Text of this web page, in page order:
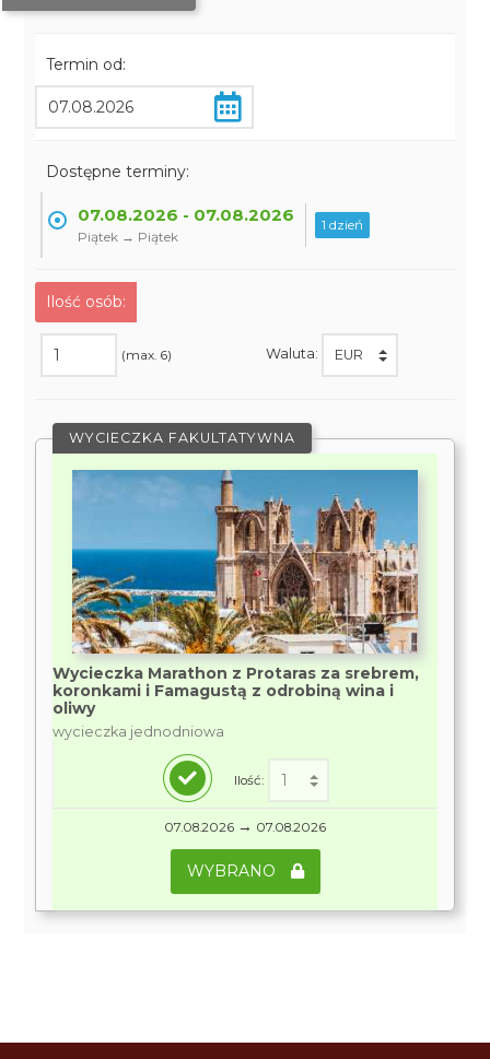
Termin od:
Dostępne terminy:
07.08.2026 - 07.08.2026
Piątek → Piątek
1 dzień
Ilość osób:
(max. 6) Waluta:
WYCIECZKA FAKULTATYWNA
Wycieczka Marathon z Protaras za srebrem,
koronkami i Famagustą z odrobiną wina i
oliwy
wycieczka jednodniowa
Ilość:
07.08.2026 → 07.08.2026
WYBRANO